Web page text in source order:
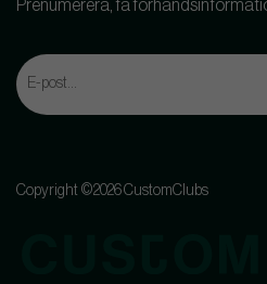
Prenumerera, få
Copyright ©2026 CustomClubs